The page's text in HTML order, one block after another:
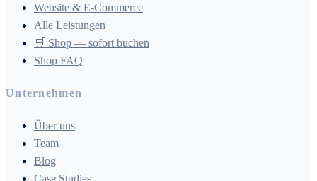
Website & E-Commerce
Alle Leistungen
🛒 Shop — sofort buchen
Shop FAQ
Unternehmen
Über uns
Team
Blog